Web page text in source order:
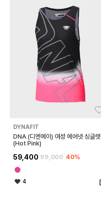
DYNAFIT
DNA (디엔에이) 여성 에어넷 싱글렛
(Hot Pink)
59,400 99,000 40%
4